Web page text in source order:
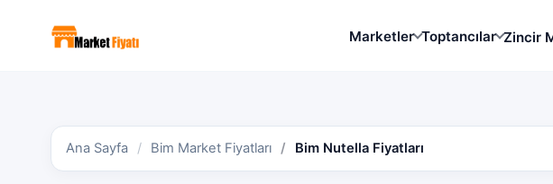
Marketler Toptancılar Zincir
Ana Sayfa Bim Market Fiyatları Bim Nutella Fiyatları